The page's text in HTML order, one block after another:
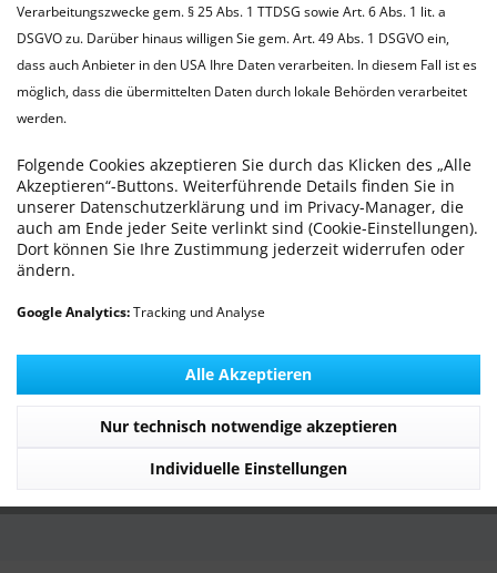
Newsletter
WILLKOMMEN - Die TierarztPraxis Wilhelmshaven
stellt sich vor
Praxis Service
Informationen
Service Hotline
Unsere Zahlungsarten
© 2026 TierarztPraxis Wilhelmshaven | MICHLING animal health GmbH -
Verarbeitungszwecke gem. § 25 Abs. 1 TTDSG sowie Art. 6 Abs. 1 lit. a
DSGVO zu. Darüber hinaus willigen Sie gem. Art. 49 Abs. 1 DSGVO ein,
dass auch Anbieter in den USA Ihre Daten verarbeiten. In diesem Fall ist es
möglich, dass die übermittelten Daten durch lokale Behörden verarbeitet
werden.
Folgende Cookies akzeptieren Sie durch das Klicken des „Alle
Akzeptieren“-Buttons. Weiterführende Details finden Sie in
unserer Datenschutzerklärung und im Privacy-Manager, die
auch am Ende jeder Seite verlinkt sind (Cookie-Einstellungen).
Dort können Sie Ihre Zustimmung jederzeit widerrufen oder
ändern.
Google Analytics:Tracking und Analyse
Individuelle Einstellungen
Nur technisch notwendige akzeptieren
Alle Akzeptieren